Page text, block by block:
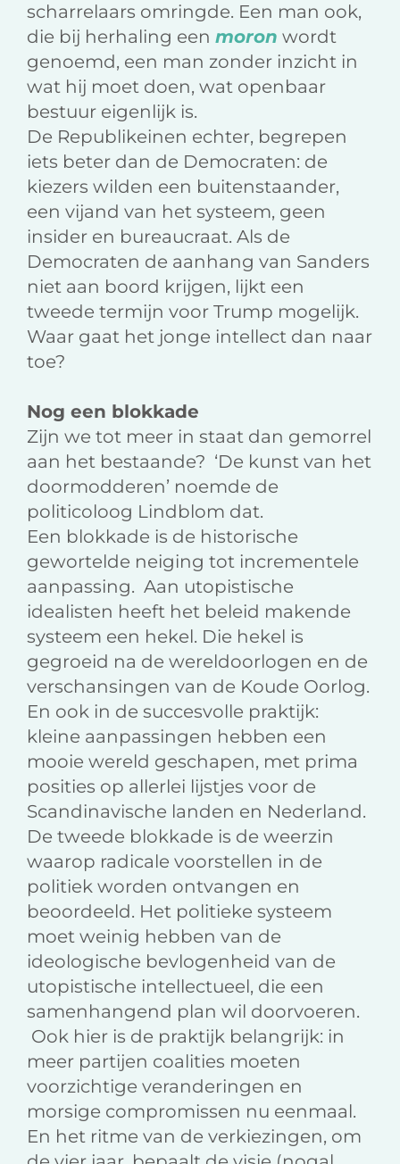
scharrelaars omringde. Een man ook,
die bij herhaling een moron wordt
genoemd, een man zonder inzicht in
wat hij moet doen, wat openbaar
bestuur eigenlijk is.
De Republikeinen echter, begrepen
iets beter dan de Democraten: de
kiezers wilden een buitenstaander,
een vijand van het systeem, geen
insider en bureaucraat. Als de
Democraten de aanhang van Sanders
niet aan boord krijgen, lijkt een
tweede termijn voor Trump mogelijk.
Waar gaat het jonge intellect dan naar
toe?
Nog een blokkade
Zijn we tot meer in staat dan gemorrel
aan het bestaande? ‘De kunst van het
doormodderen’ noemde de
politicoloog Lindblom dat.
Een blokkade is de historische
gewortelde neiging tot incrementele
aanpassing. Aan utopistische
idealisten heeft het beleid makende
systeem een hekel. Die hekel is
gegroeid na de wereldoorlogen en de
verschansingen van de Koude Oorlog.
En ook in de succesvolle praktijk:
kleine aanpassingen hebben een
mooie wereld geschapen, met prima
posities op allerlei lijstjes voor de
Scandinavische landen en Nederland.
De tweede blokkade is de weerzin
waarop radicale voorstellen in de
politiek worden ontvangen en
beoordeeld. Het politieke systeem
moet weinig hebben van de
ideologische bevlogenheid van de
utopistische intellectueel, die een
samenhangend plan wil doorvoeren.
Ook hier is de praktijk belangrijk: in
meer partijen coalities moeten
voorzichtige veranderingen en
morsige compromissen nu eenmaal.
En het ritme van de verkiezingen, om